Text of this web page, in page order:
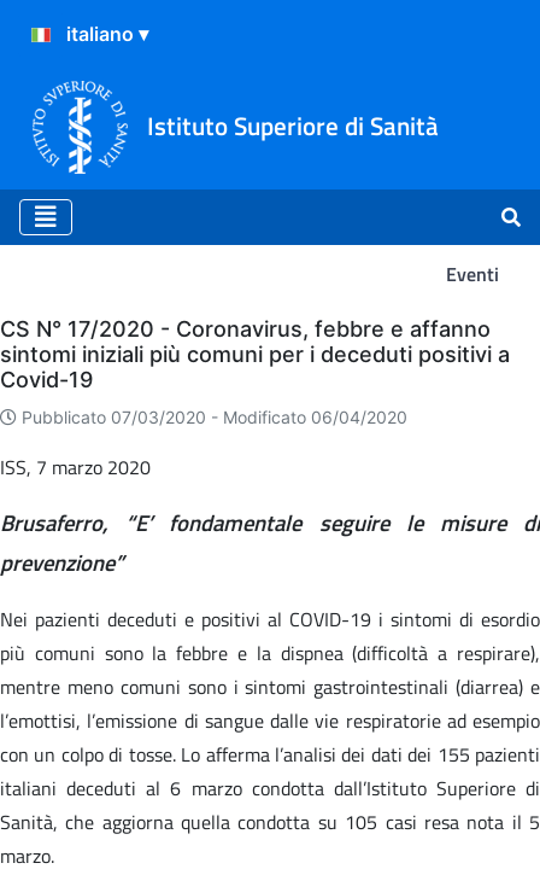
Istituto Superiore di Sanità
Eventi
Eventi
CS N° 17/2020 - Coronavirus, febbre e affanno
sintomi iniziali più comuni per i deceduti positivi a
Covid-19
Pubblicato 07/03/2020 - Modificato 06/04/2020
ISS, 7 marzo 2020
Brusaferro, “E’ fondamentale seguire le misure di
prevenzione”
Nei pazienti deceduti e positivi al COVID-19 i sintomi di esordio
più comuni sono la febbre e la dispnea (difficoltà a respirare),
mentre meno comuni sono i sintomi gastrointestinali (diarrea) e
l’emottisi, l’emissione di sangue dalle vie respiratorie ad esempio
con un colpo di tosse. Lo afferma l’analisi dei dati dei 155 pazienti
italiani deceduti al 6 marzo condotta dall’Istituto Superiore di
Sanità, che aggiorna quella condotta su 105 casi resa nota il 5
marzo.